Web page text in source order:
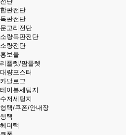
합판전단
독판전단
문고리전단
소량독판전단
소량전단
홍보물
리플렛/팜플렛
대량포스터
카달로그
테이블세팅지
수저세팅지
형택/쿠폰/안내장
행택
헤더택